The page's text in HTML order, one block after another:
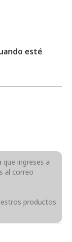
esté
ingreses a
al correo
productos